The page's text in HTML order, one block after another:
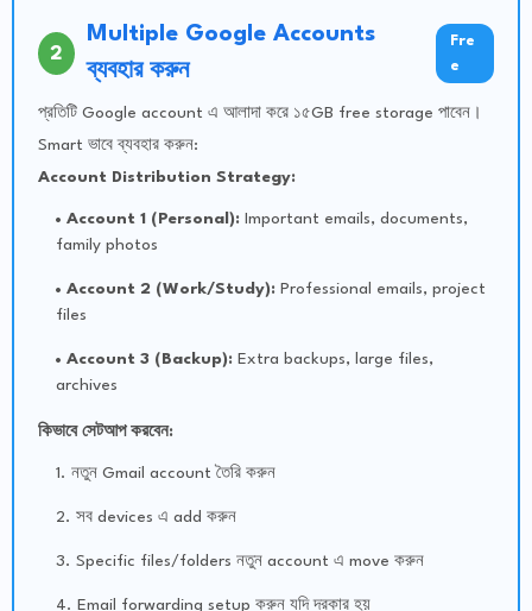
2
Multiple Google Accounts
ব্যবহার করুন
Fre
e
প্রতিটি Google account এ আলাদা করে ১৫GB free storage পাবেন।
Smart ভাবে ব্যবহার করুন:
Account Distribution Strategy:
Account 1 (Personal): Important emails, documents,
family photos
Account 2 (Work/Study): Professional emails, project
files
Account 3 (Backup): Extra backups, large files,
archives
কিভাবে সেটআপ করবেন:
নতুন Gmail account তৈরি করুন
সব devices এ add করুন
Specific files/folders নতুন account এ move করুন
Email forwarding setup করুন যদি দরকার হয়